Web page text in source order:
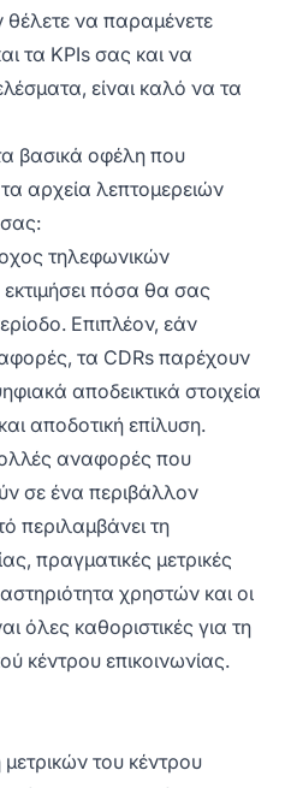
θέλετε να παραμένετε
τα KPIs σας και να
είναι καλό να τα
βασικά οφέλη που
αρχεία λεπτομερειών
τηλεφωνικών
πόσα θα σας
Επιπλέον, εάν
τα CDRs παρέχουν
αποδεικτικά στοιχεία
αποδοτική επίλυση.
αναφορές που
σε ένα περιβάλλον
περιλαμβάνει τη
πραγματικές μετρικές
χρηστών και οι
όλες καθοριστικές για τη
κέντρου επικοινωνίας.
του κέντρου